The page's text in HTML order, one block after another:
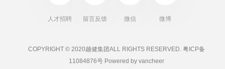
人才招聘 留言反馈 微信 微博
COPYRIGHT © 2020越健集团ALL RIGHTS RESERVED. 粤ICP备
11084876号Powered by vancheer